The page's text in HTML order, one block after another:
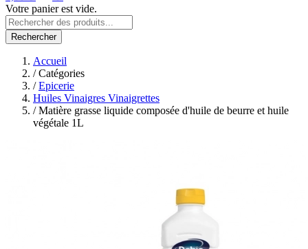
Votre panier est vide.
Rechercher
Accueil
/Catégories
/ Epicerie
Huiles Vinaigres Vinaigrettes
/Matière grasse liquide composée d'huile de beurre et huile
végétale 1L